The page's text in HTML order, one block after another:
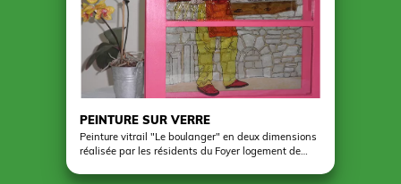
PEINTURE SUR VERRE
Peinture vitrail "Le boulanger" en deux dimensions
réalisée par les résidents du Foyer logement de